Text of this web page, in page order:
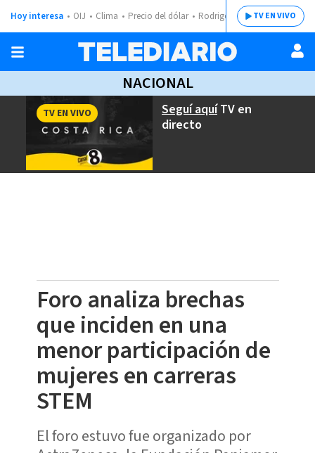
Hoy interesa OIJ Clima Precio del dólar Rodrigo ChavesTV EN VIVO
NACIONAL
Seguí aquíTV en
directo
TV EN VIVO
Foro analiza brechas
que inciden en una
menor participación de
mujeres en carreras
STEM
El foro estuvo fue organizado por